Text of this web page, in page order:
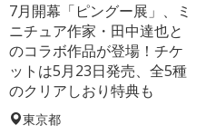
7月開幕「ピングー展」、ミ
ニチュア作家・田中達也と
のコラボ作品が登場！チケ
ットは5月23日発売、全5種
のクリアしおり特典も
東京都